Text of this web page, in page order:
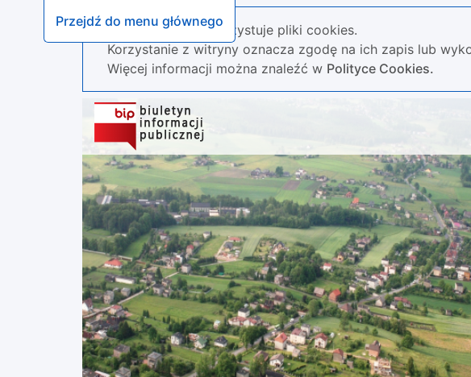
Przejdź do menu głównego
Nasza strona wykorzystuje pliki cookies.
Korzystanie z witryny oznacza zgodę na ich zapis lub
Więcej informacji można znaleźć w Polityce Cookies.